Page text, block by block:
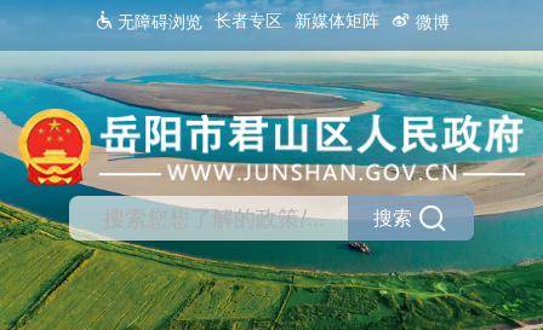
无障碍浏览 长者专区 新媒体矩阵 微博
搜索